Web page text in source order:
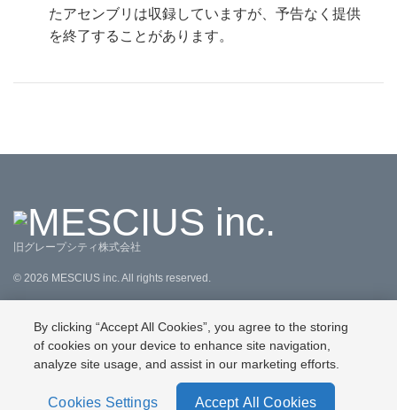
たアセンブリは収録していますが、予告なく提供
を終了することがあります。
旧グレープシティ株式会社
© 2026 MESCIUS inc. All rights reserved.
プライバシーポリシー
リーガル情報
By clicking “Accept All Cookies”, you agree to the storing
of cookies on your device to enhance site navigation,
analyze site usage, and assist in our marketing efforts.
Cookies Settings Accept All Cookies